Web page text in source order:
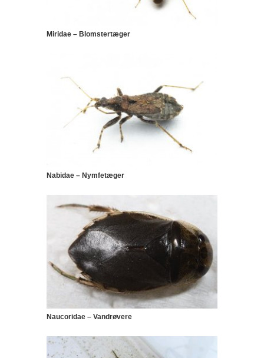
Miridae – Blomstertæger
Nabidae – Nymfetæger
Naucoridae – Vandrøvere